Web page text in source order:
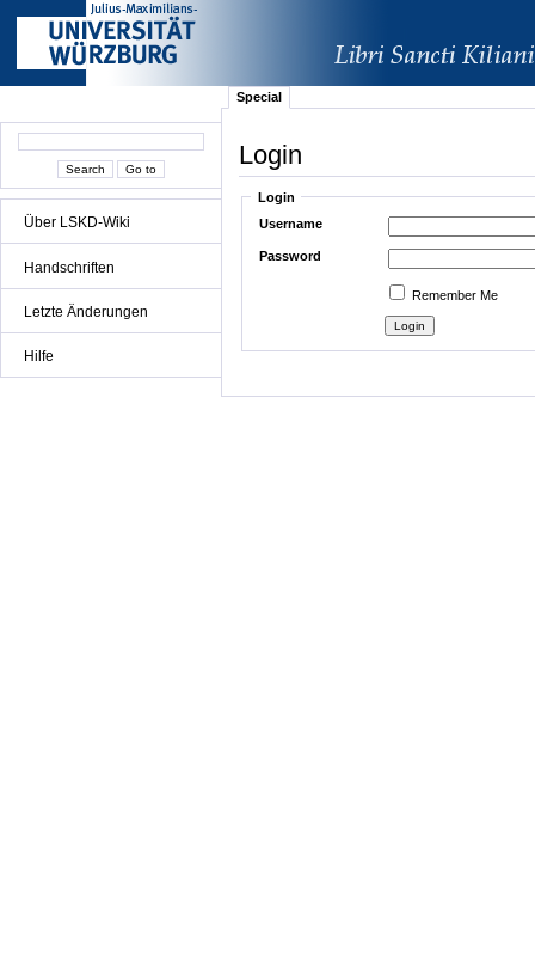
Über LSKD-Wiki
Handschriften
Letzte Änderungen
Hilfe
Special
Login
Login
Username
Password
Remember Me